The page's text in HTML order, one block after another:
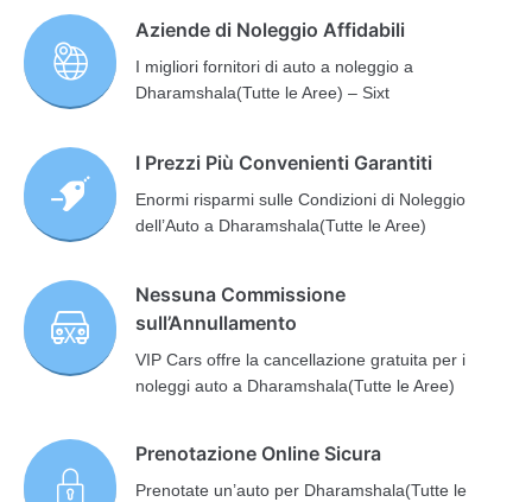
Aziende di Noleggio Affidabili
I migliori fornitori di auto a noleggio a
Dharamshala(Tutte le Aree) – Sixt
I Prezzi Più Convenienti Garantiti
Enormi risparmi sulle Condizioni di Noleggio
dell’Auto a Dharamshala(Tutte le Aree)
Nessuna Commissione
sull’Annullamento
VIP Cars offre la cancellazione gratuita per i
noleggi auto a Dharamshala(Tutte le Aree)
Prenotazione Online Sicura
Prenotate un’auto per Dharamshala(Tutte le